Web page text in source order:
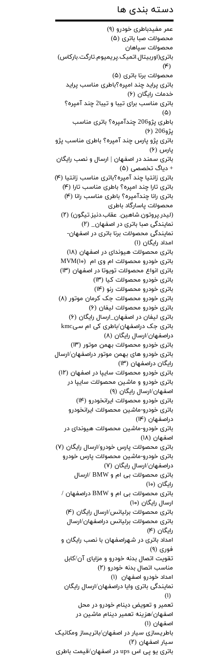
ادامه مطلب
ادامه مطلب
باتری اچ سی کراسh30cross چندآمپره؟قیمت باطری
اچ سی کراس
ادامه مطلب
باتری آریسان چندآمپره؟ قیمت باطری آریسان
ادامه مطلب
باتری ال نودL90چند آمپره؟/قیمت باطری ال نودL90
دسته بندی ها
عمر مفیدباطری خودرو (۹)
محصولات صبا باتری (۵)
محصولات سپاهان
باتری(اوربیتال.اتمیک.پریمیوم.تارگت.بارکاس)
(۴)
محصولات برنا باتری (۵)
باتری پراید چند امپره؟باطری مناسب پراید
خدمات رایگان (۶)
باتری مناسب برای تیبا و تیبا2 چند آمپره؟
(۵)
باطری پژو206 چندآمپره؟ باتری مناسب
پژو206
(۶)
باتری پژو پارس چند آمپره؟ باطری مناسب پژو
پارس (۶)
باتری سمند در اصفهان | ارسال و نصب رایگان
+ دیاگ تخصصی (۵)
باتری زانتیا چند آمپره؟باتری مناسب زانتیا (۴)
باتری تارا چند امپره؟ باطری مناسب تارا (۴)
باتری رانا چندآمپره؟ باطری مناسب رانا (۴)
محصولات پاسارگاد باطری
(لیدر.پروتون.شاهین. عقاب.دنیز.تیگون) (۲)
نمایندگی صبا باتری در اصفهان_ (۲)
نمایندگی محصولات برنا باتری در اصفهان-
امداد رایگان (۱)
باتری محصولات هیوندای در اصفهان (۱۸)
باتری خودرو محصولات ام وی ام MVM (۱۰)
باتری انواع محصولات تویوتا در اصفهان (۱۳)
باتری خودرو محصولات کیا (۱۳)
باتری خودرو محصولات رنو (۱۴)
باتری خودرو محصولات جک کرمان موتور (۸)
باتری خودرو محصولات لیفان (۶)
باتری لیفان در اصفهان_ارسال رایگان (۶)
باتری جک دراصفهان/باطری کی ام سیkmc
دراصفهان/ارسال رایگان (۸)
باتری خودرو محصولات بهمن موتور (۱۳)
باتری خودرو های بهمن موتور دراصفهان/ارسال
رایگان دراصفهان (۱۳)
باتری خودرو محصولات سایپا در اصفهان (۱۲)
باتری خودرو و ماشین محصولات سایپا در
اصفهان/ارسال رایگان (۹)
باتری خودرو محصولات ایرانخودرو (۱۴)
باتری خودرو-ماشین محصولات ایرانخودرو
دراصفهان (۱۴)
باتری خودرو-ماشین محصولات هیوندای در
اصفهان (۱۸)
باتری محصولات پارس خودرو/ارسال رایگان (۷)
باتری خودرو-ماشین محصولات پارس خودرو
دراصفهان/ارسال رایگان (۷)
باتری محصولات بی ام و BMW /ارسال
رایگان (۱۰)
باتری محصولات بی ام و BMW دراصفهان /
ارسال رایگان (۱۰)
باتری محصولات برلیانس/ارسال رایگان (۴)
باتری محصولات برلیانس دراصفهان/ارسال
رایگان (۴)
امداد باتری در شهراصفهان با نصب رایگان و
فوری (۹)
تقویت اتصال بدنه خودرو و مزایای آن/کابل
مناسب اتصال بدنه خودرو (۲)
امداد خودرو اصفهان (۱)
نمایندگی باتری وایا دراصفهان/ارسال رایگان
(۱)
تعمیر و تعویض دینام خودرو در محل
اصفهان/هزینه تعمیر دینام ماشین در
اصفهان (۱)
باطریسازی سیار در اصفهان/باتریساز ومکانیک
سیار اصفهان (۲)
باتری یو پی اس ups در اصفهان/قیمت باطری